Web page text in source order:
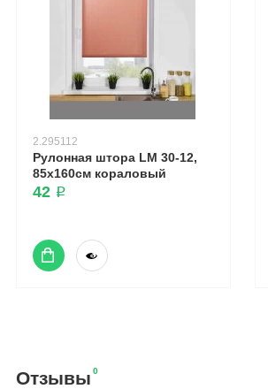
2.295112
Рулонная штора LM 30-12,
85х160см кораловый
42 ₽
Отзывы 0